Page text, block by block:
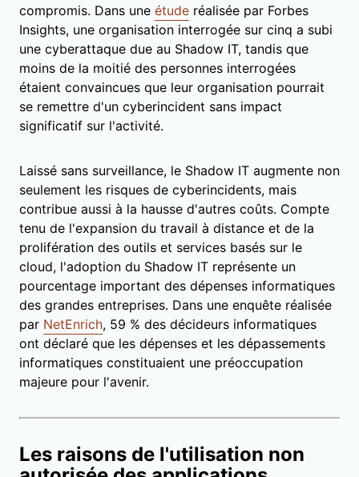
compromis. Dans une étude réalisée par Forbes
Insights, une organisation interrogée sur cinq a subi
une cyberattaque due au Shadow IT, tandis que
moins de la moitié des personnes interrogées
étaient convaincues que leur organisation pourrait
se remettre d'un cyberincident sans impact
significatif sur l'activité.
Laissé sans surveillance, le Shadow IT augmente non
seulement les risques de cyberincidents, mais
contribue aussi à la hausse d'autres coûts. Compte
tenu de l'expansion du travail à distance et de la
prolifération des outils et services basés sur le
cloud, l'adoption du Shadow IT représente un
pourcentage important des dépenses informatiques
des grandes entreprises. Dans une enquête réalisée
par NetEnrich, 59 % des décideurs informatiques
ont déclaré que les dépenses et les dépassements
informatiques constituaient une préoccupation
majeure pour l'avenir.
Les raisons de l'utilisation non